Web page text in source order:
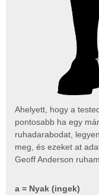
Ahelyett, hogy a
pontosabb ha egy
ruhadarabodat,
meg, és ezeket at
Geoff Anderson
a = Nyak (ingek)